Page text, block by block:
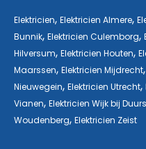
Elektricien, Elektricien Almere,
Bunnik, Elektricien Culemborg,
Hilversum, Elektricien Houten,
Maarssen, Elektricien Mijdrecht,
Nieuwegein, Elektricien Utrecht,
Vianen, Elektricien Wijk bij
Woudenberg, Elektricien Zeist